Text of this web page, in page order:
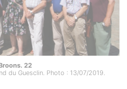
22
du Guesclin. Photo : 13/07/2019.